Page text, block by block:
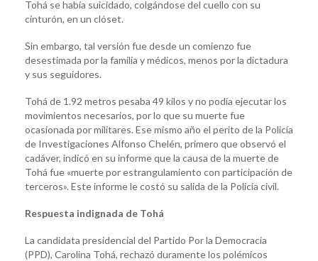
Tohá se había suicidado, colgándose del cuello con su
cinturón, en un clóset.
Sin embargo, tal versión fue desde un comienzo fue
desestimada por la familia y médicos, menos por la dictadura
y sus seguidores.
Tohá de 1.92 metros pesaba 49 kilos y no podía ejecutar los
movimientos necesarios, por lo que su muerte fue
ocasionada por militares. Ese mismo año el perito de la Policía
de Investigaciones Alfonso Chelén, primero que observó el
cadáver, indicó en su informe que la causa de la muerte de
Tohá fue «muerte por estrangulamiento con participación de
terceros». Este informe le costó su salida de la Policía civil.
Respuesta indignada de Tohá
La candidata presidencial del Partido Por la Democracia
(PPD), Carolina Tohá, rechazó duramente los polémicos